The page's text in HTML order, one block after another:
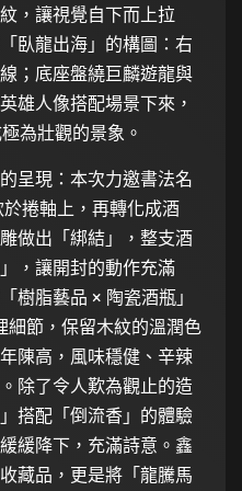
，讓視覺自下而上拉
臥龍出海」的構圖：右
；底座盤繞巨麟遊龍與
雄人像搭配場景下來，
為壯觀的景象。
呈現：本次力邀書法名
捲軸上，再轉化成酒
做出「綁結」，整支酒
，讓開封的動作充滿
樹脂藝品 × 陶瓷酒瓶」
節，保留木紋的溫潤色
陳高，風味穩健、辛辣
除了令人歎為觀止的造
搭配「倒流香」的體驗
緩降下，充滿詩意。鑫
藏品，更是將「龍騰馬